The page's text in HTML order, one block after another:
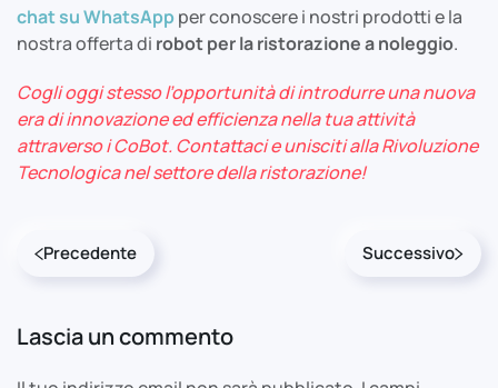
chat su WhatsAppper conoscere i nostri prodotti e la
nostra offerta di robot per la ristorazione a noleggio.
Cogli oggi stesso l’opportunità di introdurre una nuova
era di innovazione ed efficienza nella tua attività
attraverso i CoBot. Contattaci e unisciti alla Rivoluzione
Tecnologica nel settore della ristorazione!
Precedente Successivo
Lascia un commento